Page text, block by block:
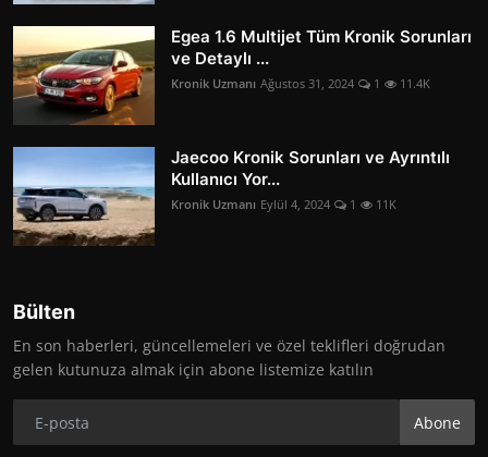
Egea 1.6 Multijet Tüm Kronik Sorunları
ve Detaylı ...
Kronik Uzmanı Ağustos 31, 2024 1 11.4K
Jaecoo Kronik Sorunları ve Ayrıntılı
Kullanıcı Yor...
Kronik Uzmanı Eylül 4, 2024 1 11K
Bülten
En son haberleri, güncellemeleri ve özel teklifleri doğrudan
gelen kutunuza almak için abone listemize katılın
Abone